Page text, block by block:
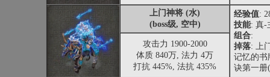
上门神将 (水)
(boss级, 空中)
经验值:
技能: 真-
组合:
掉落: 上
记忆的
诀第一册
攻击力 1900-2000
体质 840万, 法力 4万
打抗 445%, 法抗 435%